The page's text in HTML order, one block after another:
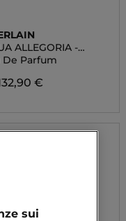
ALLEGORIA -
BASILIC
De Parfum
€
sui